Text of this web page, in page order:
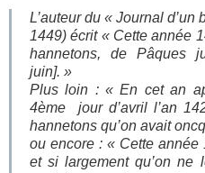
L’auteur du « Journal
1449) écrit « Cette année
hannetons, de Pâques
juin]. »
Plus loin : « En cet an
4ème jour d’avril l’an
hannetons qu’on avait
ou encore : « Cette année
et si largement qu’on ne